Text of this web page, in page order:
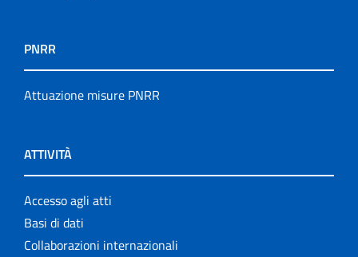
PNRR
Attuazione misure PNRR
ATTIVITÀ
Accesso agli atti
Basi di dati
Collaborazioni internazionali